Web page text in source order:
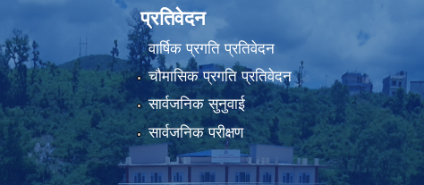
प्रतिवेदन
वार्षिक प्रगति प्रतिवेदन
चौमासिक प्रगति प्रतिवेदन
सार्वजनिक सुनुवाई
सार्वजनिक परीक्षण